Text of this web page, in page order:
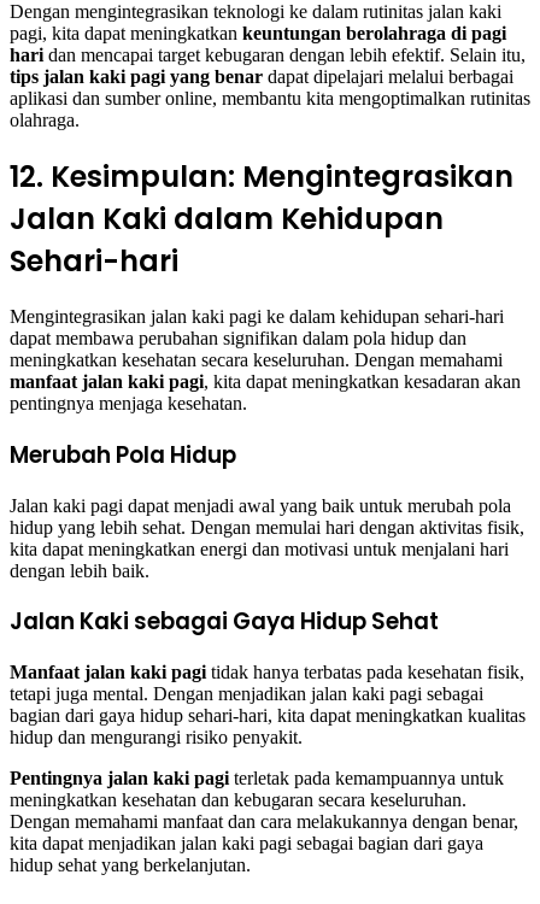
Dengan mengintegrasikan teknologi ke dalam rutinitas jalan kaki
pagi, kita dapat meningkatkan keuntungan berolahraga di pagi
hari dan mencapai target kebugaran dengan lebih efektif. Selain itu,
tips jalan kaki pagi yang benar dapat dipelajari melalui berbagai
aplikasi dan sumber online, membantu kita mengoptimalkan rutinitas
olahraga.
12. Kesimpulan: Mengintegrasikan
Jalan Kaki dalam Kehidupan
Sehari-hari
Mengintegrasikan jalan kaki pagi ke dalam kehidupan sehari-hari
dapat membawa perubahan signifikan dalam pola hidup dan
meningkatkan kesehatan secara keseluruhan. Dengan memahami
manfaat jalan kaki pagi, kita dapat meningkatkan kesadaran akan
pentingnya menjaga kesehatan.
Merubah Pola Hidup
Jalan kaki pagi dapat menjadi awal yang baik untuk merubah pola
hidup yang lebih sehat. Dengan memulai hari dengan aktivitas fisik,
kita dapat meningkatkan energi dan motivasi untuk menjalani hari
dengan lebih baik.
Jalan Kaki sebagai Gaya Hidup Sehat
Manfaat jalan kaki pagi tidak hanya terbatas pada kesehatan fisik,
tetapi juga mental. Dengan menjadikan jalan kaki pagi sebagai
bagian dari gaya hidup sehari-hari, kita dapat meningkatkan kualitas
hidup dan mengurangi risiko penyakit.
Pentingnya jalan kaki pagi terletak pada kemampuannya untuk
meningkatkan kesehatan dan kebugaran secara keseluruhan.
Dengan memahami manfaat dan cara melakukannya dengan benar,
kita dapat menjadikan jalan kaki pagi sebagai bagian dari gaya
hidup sehat yang berkelanjutan.